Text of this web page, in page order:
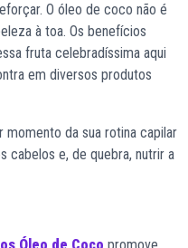
O óleo de coco não é
à toa. Os benefícios
fruta celebradíssima aqui
em diversos produtos
da sua rotina capilar
cabelos e, de quebra, nutrir a